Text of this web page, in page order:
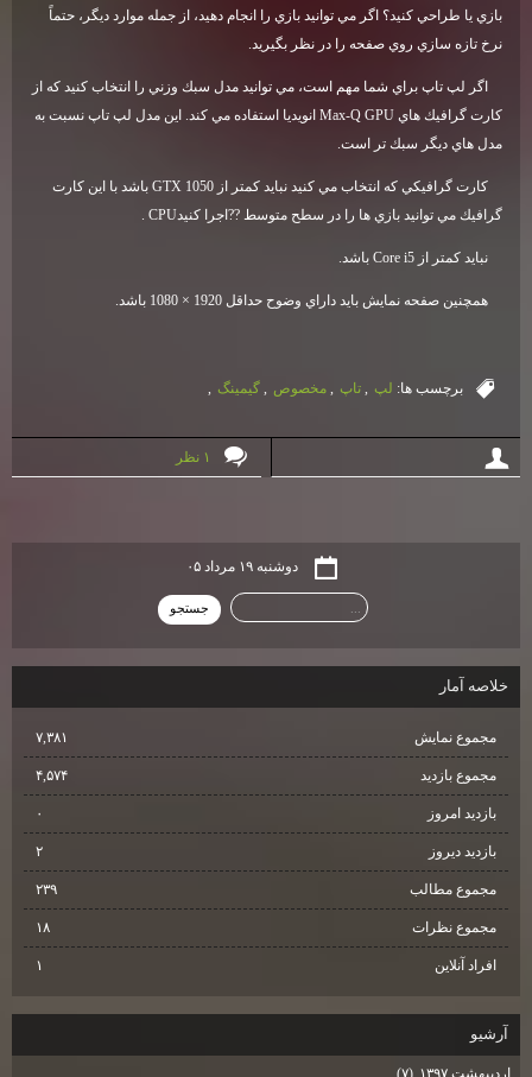
بازي يا طراحي كنيد؟ اگر مي توانيد بازي را انجام دهيد، از جمله موارد ديگر، حتماً
نرخ تازه سازي روي صفحه را در نظر بگيريد.
اگر لپ تاپ براي شما مهم است، مي توانيد مدل سبك وزني را انتخاب كنيد كه از
كارت گرافيك هاي Max-Q GPU انويديا استفاده مي كند. اين مدل لپ تاپ نسبت به
مدل هاي ديگر سبك تر است.
كارت گرافيكي كه انتخاب مي كنيد نبايد كمتر از GTX 1050 باشد با اين كارت
گرافيك مي توانيد بازي ها را در سطح متوسط ??اجرا كنيد. CPU
نبايد كمتر از Core i5 باشد.
همچنين صفحه نمايش بايد داراي وضوح حداقل 1920 × 1080 باشد .
برچسب ها: لپ , تاپ , مخصوص , گيمينگ ,
۱ نظر
دوشنبه ۱۹ مرداد ۰۵
خلاصه آمار
مجموع نمایش‌ ۷,۳۸۱
مجموع بازدید ۴,۵۷۴
بازدید امروز ۰
بازدید دیروز ۲
مجموع مطالب ۲۳۹
مجموع نظرات ۱۸
افراد آنلاین ۱
آرشيو
اردیبهشت ۱۳۹۷